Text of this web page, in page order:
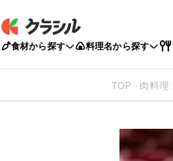
食材から探す 料理名から探す
TOP 肉料理